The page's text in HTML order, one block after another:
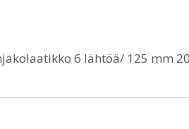
6 lähtöä/ 125 mm